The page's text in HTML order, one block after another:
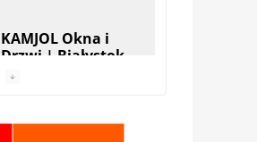
KAMJOL Okna i
Drzwi | Białystok
HERA Drzwi&Okna